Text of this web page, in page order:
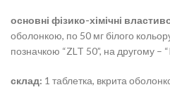
основні фізико-хімічні
оболонкою, по 50 мг білого
позначкою “ZLT 50”, на другому –
склад: 1 таблетка, вкрита